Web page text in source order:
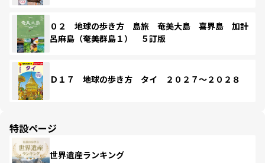
０２ 地球の歩き方 島旅 奄美大島 喜界島 加計
呂麻島（奄美群島１） ５訂版
Ｄ１７ 地球の歩き方 タイ ２０２７～２０２８
特設ページ
世界遺産ランキング